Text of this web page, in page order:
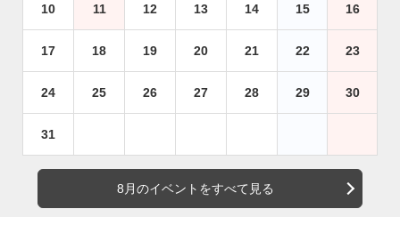
10 11 12 13 14 15 16
17 18 19 20 21 22 23
24 25 26 27 28 29 30
31
8月のイベントをすべて見る